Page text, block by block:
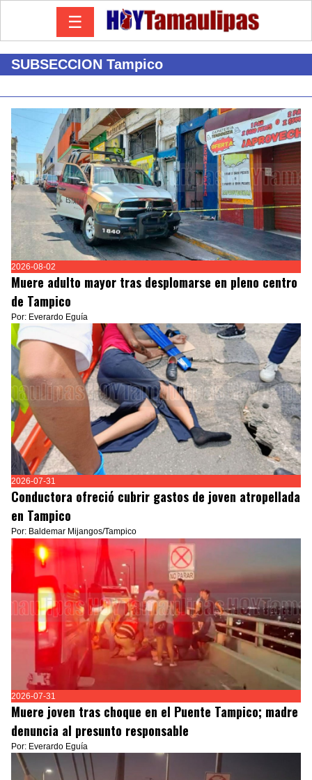
☰
SUBSECCION Tampico
2026-08-02
Muere adulto mayor tras desplomarse en pleno centro
de Tampico
Por: Everardo Eguía
2026-07-31
Conductora ofreció cubrir gastos de joven atropellada
en Tampico
Por: Baldemar Mijangos/Tampico
2026-07-31
Muere joven tras choque en el Puente Tampico; madre
denuncia al presunto responsable
Por: Everardo Eguía